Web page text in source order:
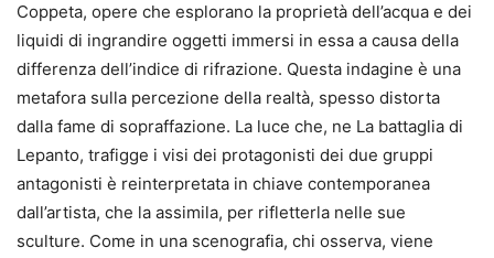
Coppeta, opere che esplorano la proprietà dell’acqua e dei
liquidi di ingrandire oggetti immersi in essa a causa della
differenza dell’indice di rifrazione. Questa indagine è una
metafora sulla percezione della realtà, spesso distorta
dalla fame di sopraffazione. La luce che, ne La battaglia di
Lepanto, trafigge i visi dei protagonisti dei due gruppi
antagonisti è reinterpretata in chiave contemporanea
dall’artista, che la assimila, per rifletterla nelle sue
sculture. Come in una scenografia, chi osserva, viene